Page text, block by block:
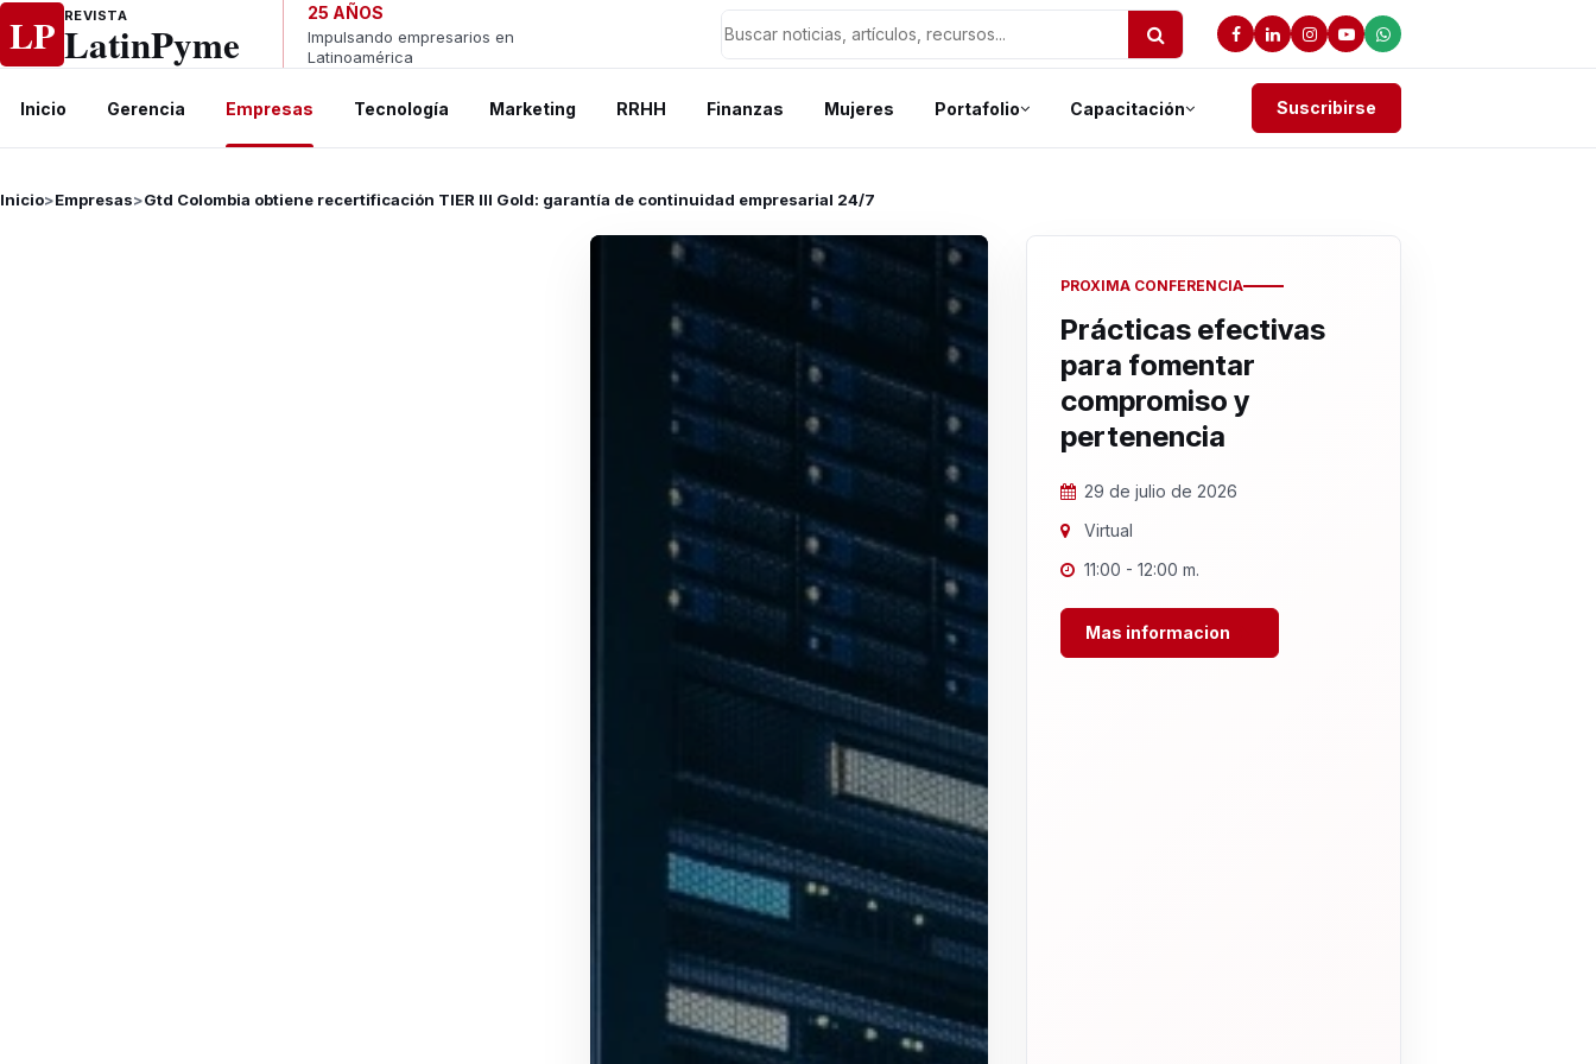
Ir al contenido
LP REVISTA
LatinPyme
25 AÑOS
Impulsando empresarios en
Latinoamérica
Inicio Gerencia Empresas Tecnología Marketing RRHH Finanzas Mujeres Portafolio Capacitación Suscribirse
Inicio>Empresas>Gtd Colombia obtiene recertificación TIER III Gold: garantía de continuidad empresarial 24/7
PROXIMA CONFERENCIA
Prácticas efectivas
para fomentar
compromiso y
pertenencia
29 de julio de 2026
Virtual
11:00 - 12:00 m.
Mas informacion